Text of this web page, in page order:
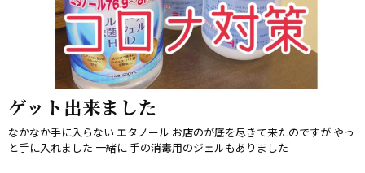
ゲット出来ました
なかなか手に入らない エタノール お店のが底を尽きて来たのですが やっ
と手に入れました 一緒に 手の消毒用のジェルもありました